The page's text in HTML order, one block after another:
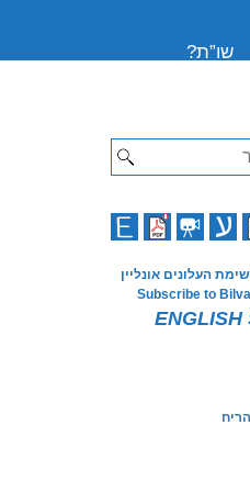
שו”ת?
העלונים אונליין
Subscribe to
ENGLISH